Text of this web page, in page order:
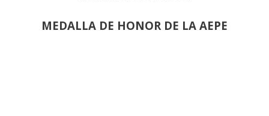
MEDALLA DE HONOR DE LA AEPE